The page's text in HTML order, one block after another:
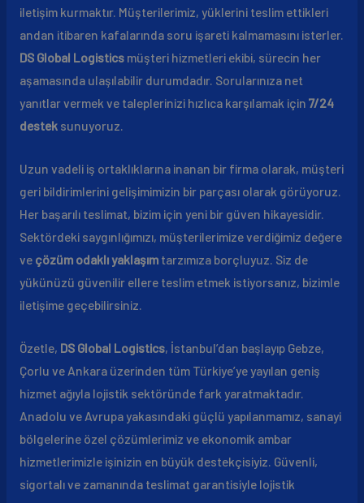
iletişim kurmaktır. Müşterilerimiz, yüklerini teslim ettikleri
andan itibaren kafalarında soru işareti kalmamasını isterler.
DS Global Logisticsmüşteri hizmetleri ekibi, sürecin her
aşamasında ulaşılabilir durumdadır. Sorularınıza net
yanıtlar vermek ve taleplerinizi hızlıca karşılamak için 7/24
desteksunuyoruz.
Uzun vadeli iş ortaklıklarına inanan bir firma olarak, müşteri
geri bildirimlerini gelişimimizin bir parçası olarak görüyoruz.
Her başarılı teslimat, bizim için yeni bir güven hikayesidir.
Sektördeki saygınlığımızı, müşterilerimize verdiğimiz değere
ve çözüm odaklı yaklaşımtarzımıza borçluyuz. Siz de
yükünüzü güvenilir ellere teslim etmek istiyorsanız, bizimle
iletişime geçebilirsiniz.
Özetle, DS Global Logistics, İstanbul’dan başlayıp Gebze,
Çorlu ve Ankara üzerinden tüm Türkiye’ye yayılan geniş
hizmet ağıyla lojistik sektöründe fark yaratmaktadır.
Anadolu ve Avrupa yakasındaki güçlü yapılanmamız, sanayi
bölgelerine özel çözümlerimiz ve ekonomik ambar
hizmetlerimizle işinizin en büyük destekçisiyiz. Güvenli,
sigortalı ve zamanında teslimat garantisiyle lojistik